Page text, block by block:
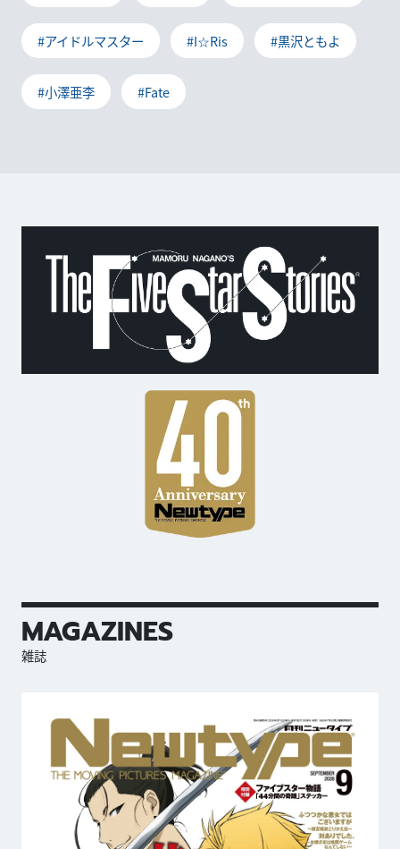
#アイドルマスター #I☆Ris #黒沢ともよ
#小澤亜李 #Fate
MAGAZINES
雑誌